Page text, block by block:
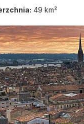
49 km²